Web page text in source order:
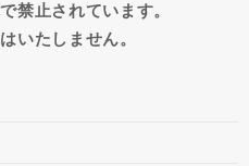
禁止されています。
いたしません。